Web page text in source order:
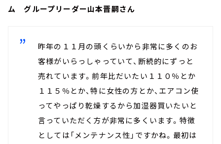
ム グループリーダー山本晋嗣さん
昨年の１１月の頭くらいから非常に多くのお
客様がいらっしゃっていて、断続的にずっと
売れています。前年比だいたい１１０％とか
１１５％とか、特に女性の方とか、エアコン使
ってやっぱり乾燥するから加湿器買いたいと
言っていただく方が非常に多くいます。特徴
としては「メンテナンス性」ですかね。最初は